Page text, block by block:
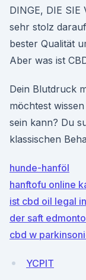
DINGE, DIE SIE
sehr stolz
bester Qualität
Aber was ist
Dein Blutdruck
möchtest
sein kann? Du
klassischen
hunde-hanföl
hanftofu online
ist cbd oil legal
der saft
cbd w
YCPIT